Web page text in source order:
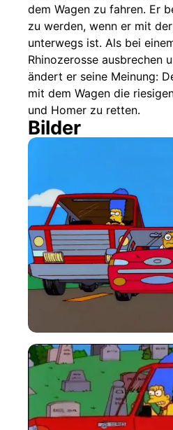
dem Wagen zu fahren. Er
zu werden, wenn er mit
unterwegs ist. Als bei
Rhinozerosse ausbrechen
ändert er seine Meinung:
mit dem Wagen die
und Homer zu retten.
Bilder